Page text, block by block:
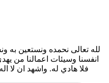
لله تعالى نحمده ونستعين به
انفسنا وسيئات اعمالنا من
فلا هادي له. واشهد ان لا